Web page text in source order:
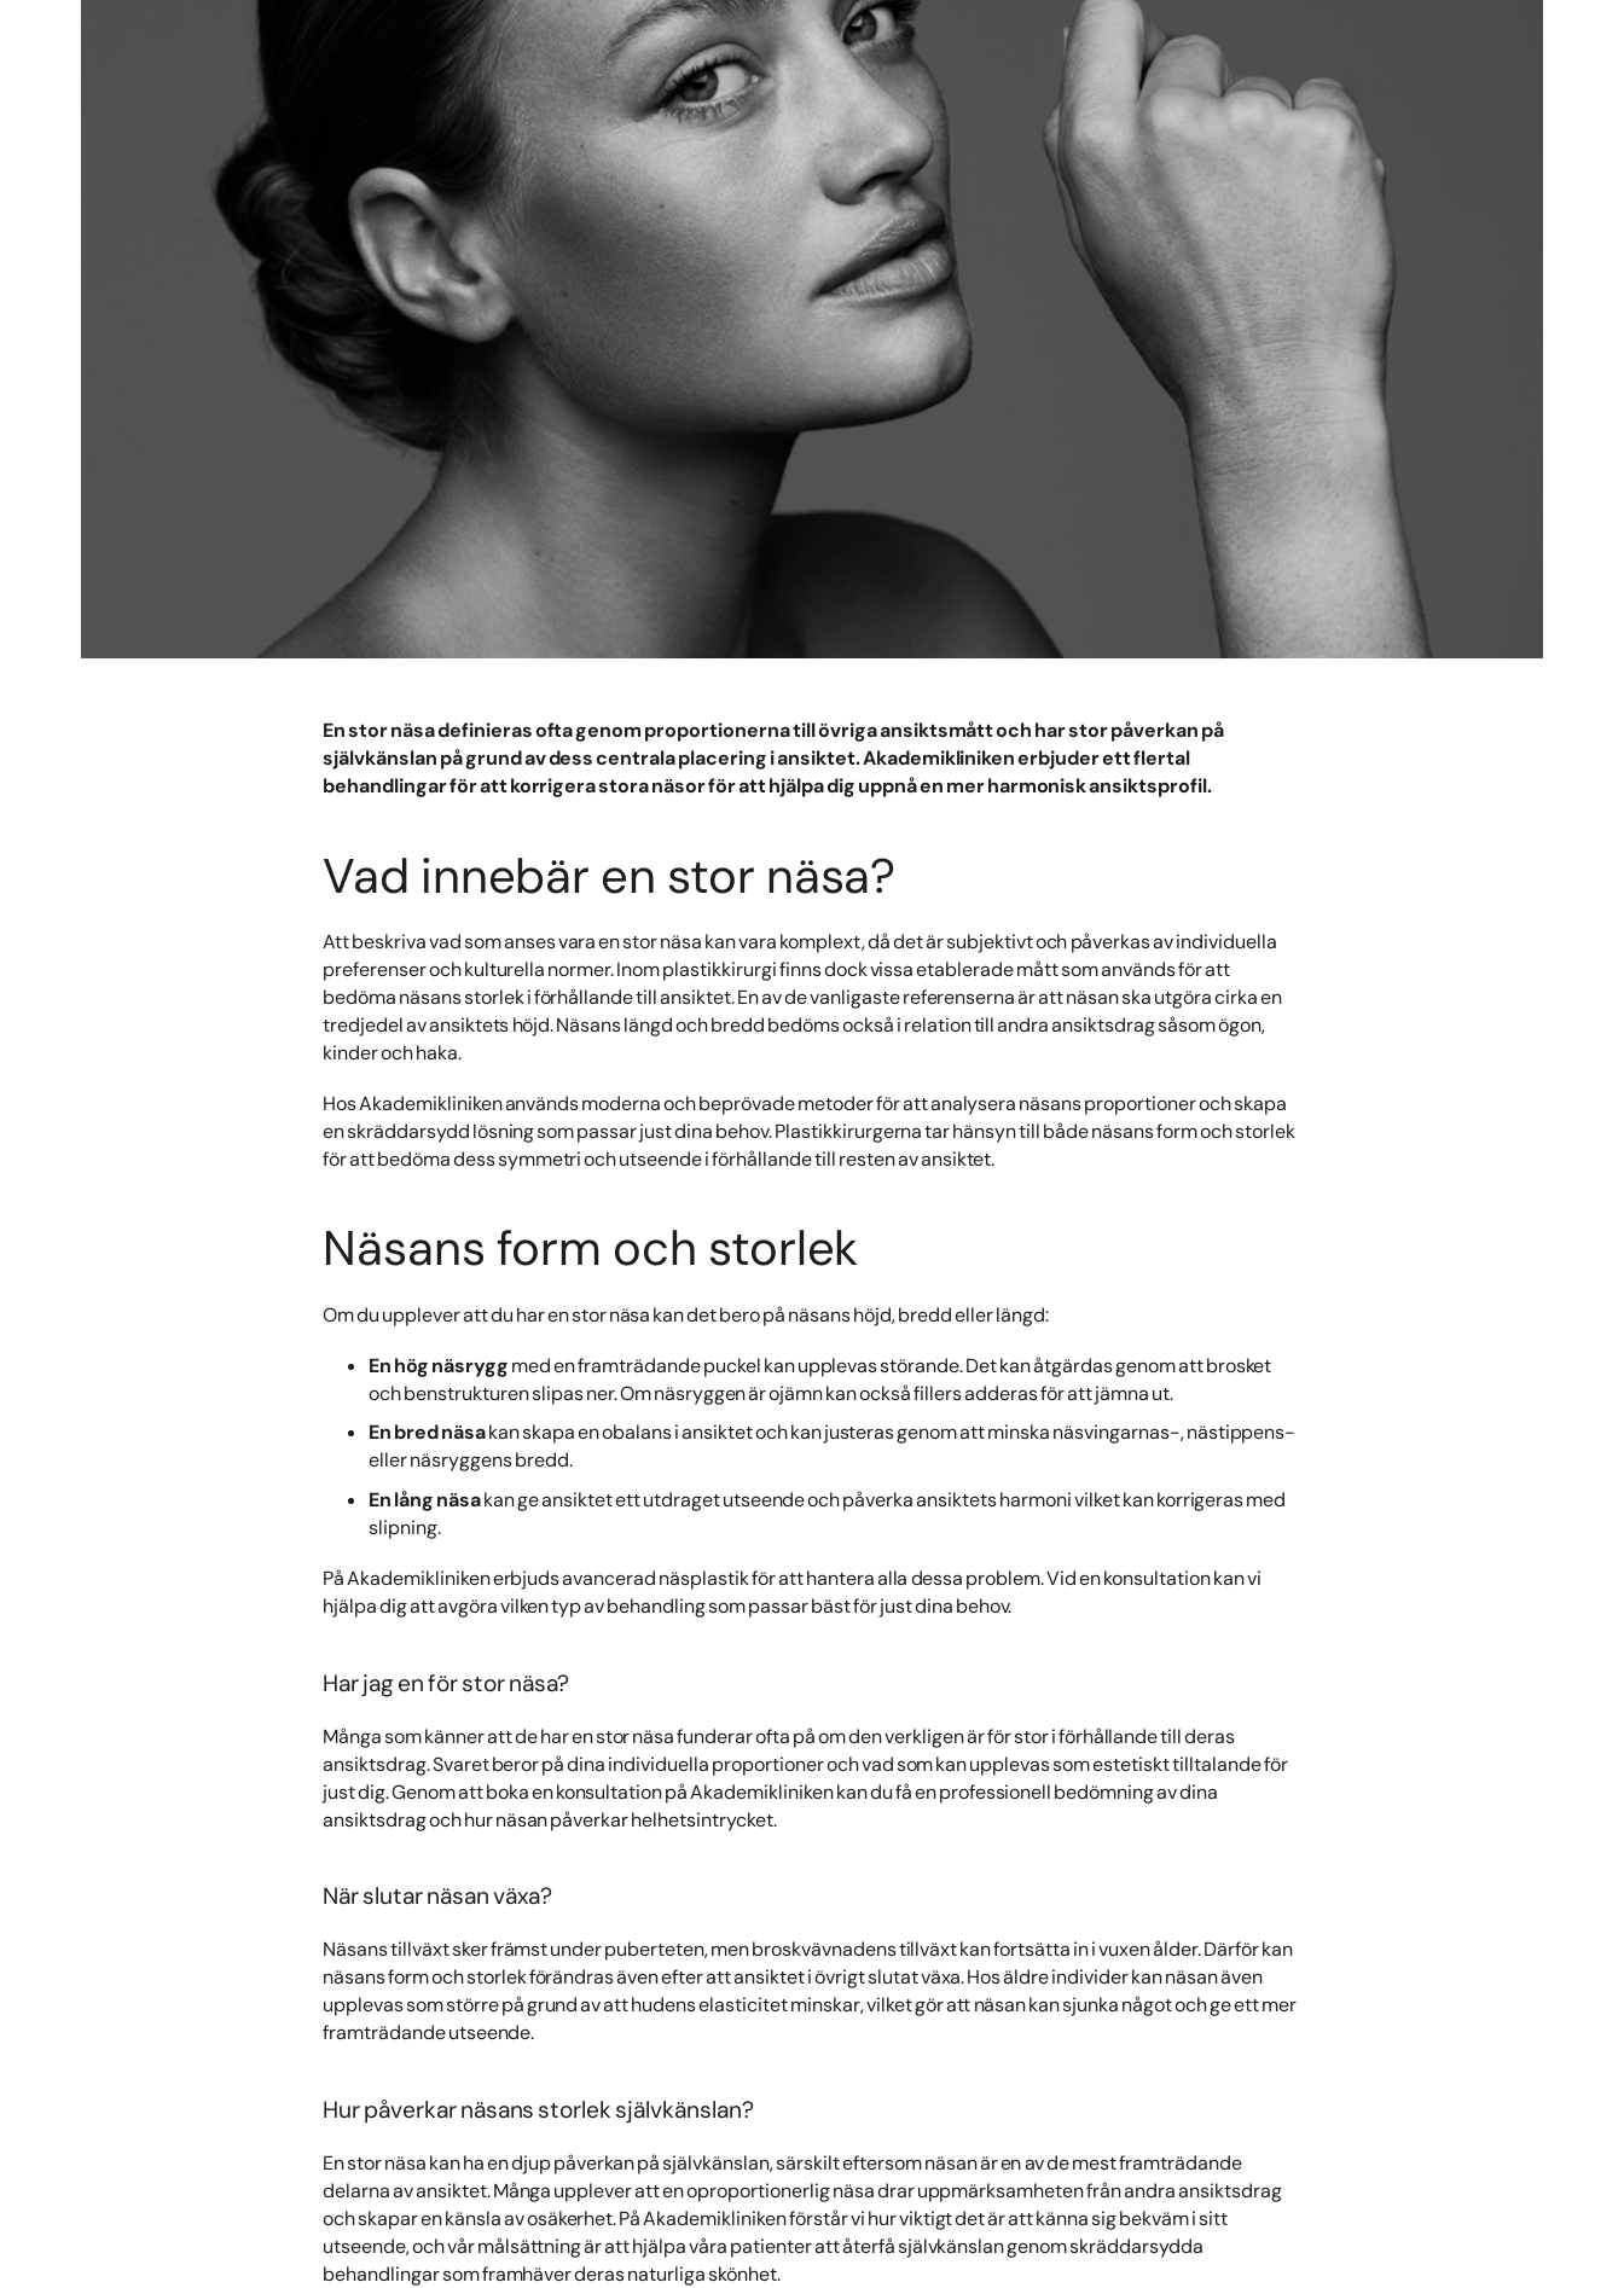
En stor näsa definieras ofta genom proportionerna till övriga ansiktsmått och har stor påverkan på
självkänslan på grund av dess centrala placering i ansiktet. Akademikliniken erbjuder ett flertal
behandlingar för att korrigera stora näsor för att hjälpa dig uppnå en mer harmonisk ansiktsprofil.
Vad innebär en stor näsa?
Att beskriva vad som anses vara en stor näsa kan vara komplext, då det är subjektivt och påverkas av individuella
preferenser och kulturella normer. Inom plastikkirurgi finns dock vissa etablerade mått som används för att
bedöma näsans storlek i förhållande till ansiktet. En av de vanligaste referenserna är att näsan ska utgöra cirka en
tredjedel av ansiktets höjd. Näsans längd och bredd bedöms också i relation till andra ansiktsdrag såsom ögon,
kinder och haka.
Hos Akademikliniken används moderna och beprövade metoder för att analysera näsans proportioner och skapa
en skräddarsydd lösning som passar just dina behov. Plastikkirurgerna tar hänsyn till både näsans form och storlek
för att bedöma dess symmetri och utseende i förhållande till resten av ansiktet.
Näsans form och storlek
Om du upplever att du har en stor näsa kan det bero på näsans höjd, bredd eller längd:
En hög näsryggmed en framträdande puckel kan upplevas störande. Det kan åtgärdas genom att brosket
och benstrukturen slipas ner. Om näsryggen är ojämn kan också fillers adderas för att jämna ut.
En bred näsakan skapa en obalans i ansiktet och kan justeras genom att minska näsvingarnas-, nästippens-
eller näsryggens bredd.
En lång näsakan ge ansiktet ett utdraget utseende och påverka ansiktets harmoni vilket kan korrigeras med
slipning.
På Akademikliniken erbjuds avancerad näsplastik för att hantera alla dessa problem. Vid en konsultation kan vi
hjälpa dig att avgöra vilken typ av behandling som passar bäst för just dina behov.
Har jag en för stor näsa?
Många som känner att de har en stor näsa funderar ofta på om den verkligen är för stor i förhållande till deras
ansiktsdrag. Svaret beror på dina individuella proportioner och vad som kan upplevas som estetiskt tilltalande för
just dig. Genom att boka en konsultation på Akademikliniken kan du få en professionell bedömning av dina
ansiktsdrag och hur näsan påverkar helhetsintrycket.
När slutar näsan växa?
Näsans tillväxt sker främst under puberteten, men broskvävnadens tillväxt kan fortsätta in i vuxen ålder. Därför kan
näsans form och storlek förändras även efter att ansiktet i övrigt slutat växa. Hos äldre individer kan näsan även
upplevas som större på grund av att hudens elasticitet minskar, vilket gör att näsan kan sjunka något och ge ett mer
framträdande utseende.
Hur påverkar näsans storlek självkänslan?
En stor näsa kan ha en djup påverkan på självkänslan, särskilt eftersom näsan är en av de mest framträdande
delarna av ansiktet. Många upplever att en oproportionerlig näsa drar uppmärksamheten från andra ansiktsdrag
och skapar en känsla av osäkerhet. På Akademikliniken förstår vi hur viktigt det är att känna sig bekväm i sitt
utseende, och vår målsättning är att hjälpa våra patienter att återfå självkänslan genom skräddarsydda
behandlingar som framhäver deras naturliga skönhet.